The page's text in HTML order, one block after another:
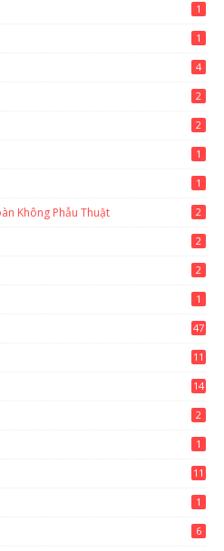
1
1
4
2
2
1
1
Không Phẫu Thuật 2
2
2
1
47
11
14
2
1
11
1
6